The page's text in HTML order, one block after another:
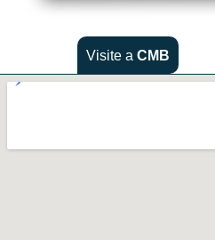
Visite a CMB